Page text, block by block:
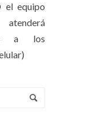
el equipo
a los